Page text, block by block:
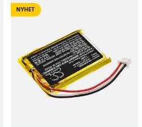
NYHET